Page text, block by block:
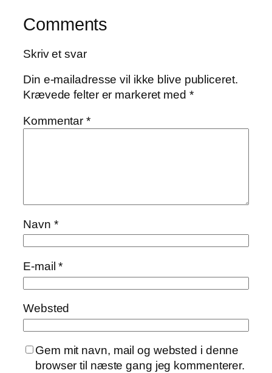
Comments
Skriv et svar
Din e-mailadresse vil ikke blive publiceret.
Krævede felter er markeret med *
Kommentar*
Navn *
E-mail*
Websted
Gem mit navn, mail og websted i denne
browser til næste gang jeg kommenterer.